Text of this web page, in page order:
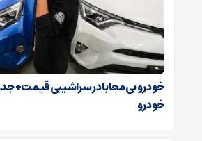
خودرو بی‌محابا در سراشیبی قیمت+
خودرو